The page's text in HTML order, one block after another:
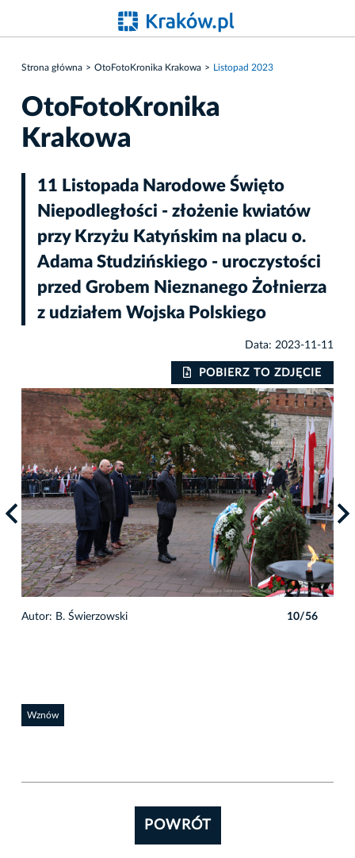
Strona główna OtoFotoKronika Krakowa Listopad 2023
OtoFotoKronika
Krakowa
11 Listopada Narodowe Święto
Niepodległości - złożenie kwiatów
przy Krzyżu Katyńskim na placu o.
Adama Studzińskiego - uroczystości
przed Grobem Nieznanego Żołnierza
z udziałem Wojska Polskiego
Data: 2023-11-11
POBIERZ TO ZDJĘCIE
Autor: B. Świerzowski 10/56
Wznów
POWRÓT